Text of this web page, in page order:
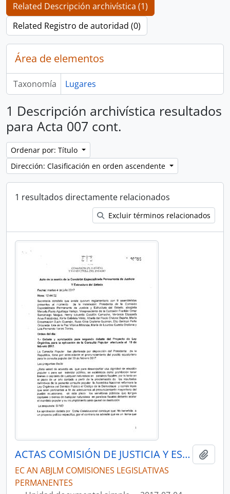
Related Descripción archivística (1)
Related Registro de autoridad (0)
Área de elementos
Taxonomía Lugares
1 Descripción archivística resultados
para Acta 007 cont.
Ordenar por: Título
Dirección: Clasificación en orden ascendente
1 resultados directamente relacionados
Excluir términos relacionados
ACTAS COMISIÓN DE JUSTICIA Y ESTRUCTURA DEL ESTADO 2017-2019
EC AN ABJLM COMISIONES LEGISLATIVAS
PERMANENTES